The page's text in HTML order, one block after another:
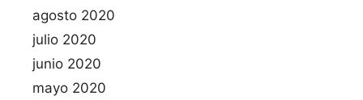
agosto 2020
julio 2020
junio 2020
mayo 2020